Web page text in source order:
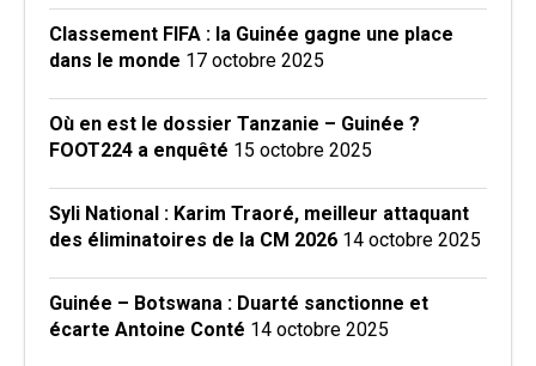
Classement FIFA : la Guinée gagne une place
dans le monde 17 octobre 2025
Où en est le dossier Tanzanie – Guinée ?
FOOT224 a enquêté 15 octobre 2025
Syli National : Karim Traoré, meilleur attaquant
des éliminatoires de la CM 2026 14 octobre 2025
Guinée – Botswana : Duarté sanctionne et
écarte Antoine Conté 14 octobre 2025